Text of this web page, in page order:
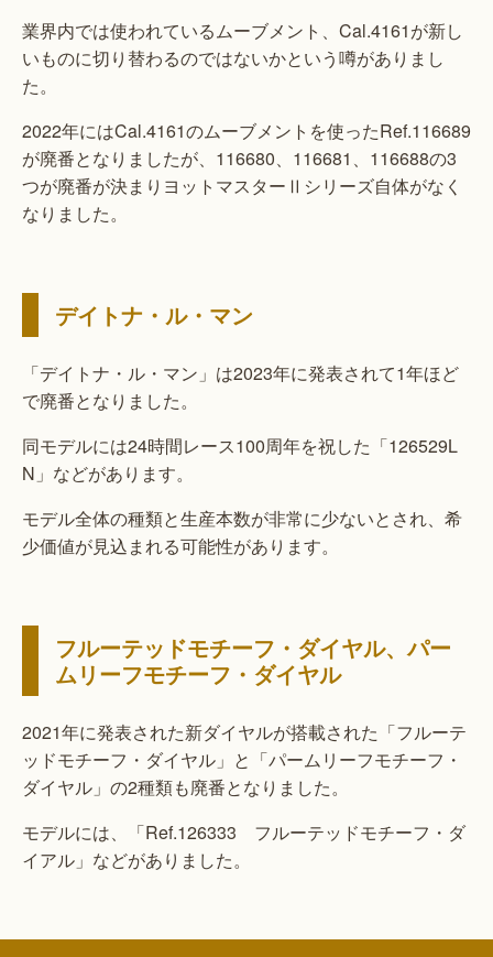
業界内では使われているムーブメント、Cal.4161が新し
いものに切り替わるのではないかという噂がありまし
た。
2022年にはCal.4161のムーブメントを使ったRef.116689
が廃番となりましたが、116680、116681、116688の3
つが廃番が決まりヨットマスターⅡシリーズ自体がなく
なりました。
デイトナ・ル・マン
「デイトナ・ル・マン」は2023年に発表されて1年ほど
で廃番となりました。
同モデルには24時間レース100周年を祝した「126529L
N」などがあります。
モデル全体の種類と生産本数が非常に少ないとされ、希
少価値が見込まれる可能性があります。
フルーテッドモチーフ・ダイヤル、パー
ムリーフモチーフ・ダイヤル
2021年に発表された新ダイヤルが搭載された「フルーテ
ッドモチーフ・ダイヤル」と「パームリーフモチーフ・
ダイヤル」の2種類も廃番となりました。
モデルには、「Ref.126333 フルーテッドモチーフ・ダ
イアル」などがありました。